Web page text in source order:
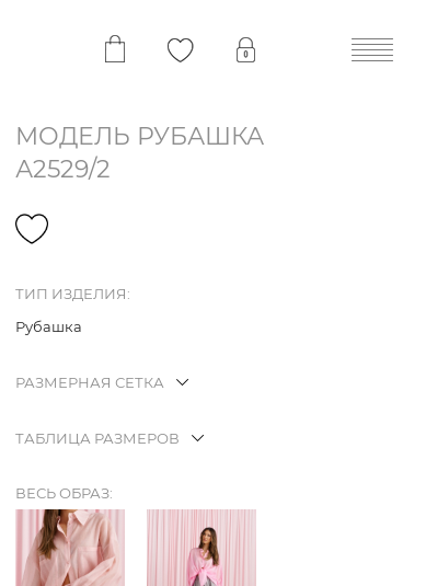
МОДЕЛЬ РУБАШКА
А2529/2
ТИП ИЗДЕЛИЯ:
Рубашка
РАЗМЕРНАЯ СЕТКА
ТАБЛИЦА РАЗМЕРОВ
ВЕСЬ ОБРАЗ: